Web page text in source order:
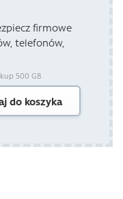
firmowe
telefonów,
500 GB
do koszyka